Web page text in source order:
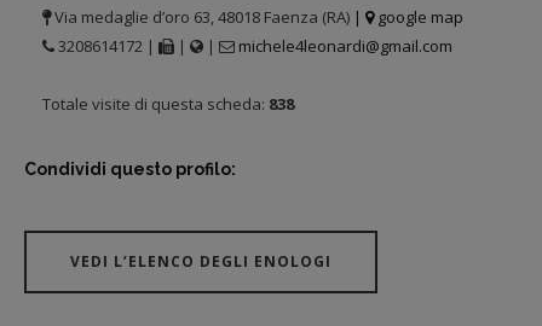
Via medaglie d’oro 63, 48018 Faenza (RA) |
google map
3208614172 |
| | michele4leonardi@gmail.com
Totale visite di questa scheda: 838
Condividi questo profilo:
VEDI L’ELENCO DEGLI ENOLOGI